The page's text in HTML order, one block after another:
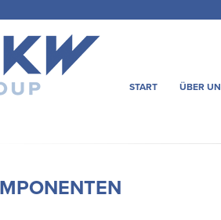
START ÜBER